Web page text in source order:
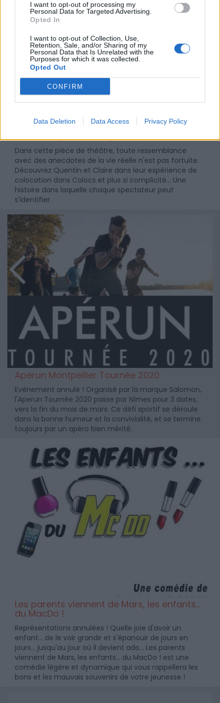
I want to opt-out of processing my
Personal Data for Targeted Advertising.
Opted In
I want to opt-out of Collection, Use,
Retention, Sale, and/or Sharing of my
Personal Data that Is Unrelated with the
Purposes for which it was collected.
Opted Out
CONFIRM
Data Deletion Data Access Privacy Policy
Dans cette pièce de théâtre, toute ressemblance
avec des anecdotes de la vie réelle n'est pas fortuite.
Découvrez Quentin et Claire dans leur expérience de
colocation dans Colocs et plus si complicité... Une
histoire dans laquelle chaque spectateur peut
s'identifier.
Aperun Montpellier Tournée 2020
Evénement annulé ! Organisé par la marque Salomon,
l'Aperun Tournée 2020 passe par Nîmes pour 3 dates,
vers la fin du mois de mars. Ce défi sportif se déroule
dans la bonne humeur et la convivialité, et se termine
toujours par un apéro bien mérité.
Les parents viennent de Mars, les enfants...
du MacDo !
Représentations annulées ! Quelle joie d'avoir un
enfant... de le voir grandir et s'épanouir de jours en
jours... jusqu'au jour où il devient ado... Les parents
viennent de Mars, les enfants... du MacDo ! est une
comédie légère et dynamique qui vous rappellera les
bons et les mauvais souvenirs de votre jeunesse !